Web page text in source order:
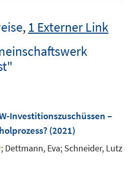
, 1 Externer Link
Investitionszuschüssen –
(2021)
I; Dettmann, Eva; Schneider, Lutz